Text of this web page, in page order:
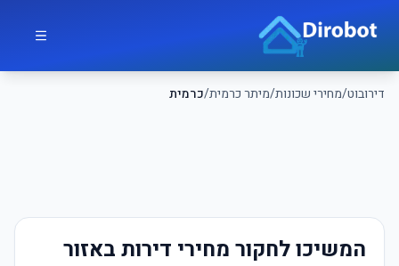
דירובוט/מחירי שכונות/מיתר כרמית/כרמית
דירובוט
המשיכו לחקור מחירי דירות באזור